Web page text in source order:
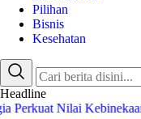
Pilihan
Bisnis
Kesehatan
Headline
Nilai Kebinekaan